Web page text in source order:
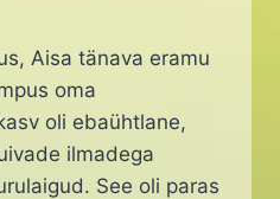
Aisa tänava eramu
oma
oli ebaühtlane,
ilmadega
See oli paras